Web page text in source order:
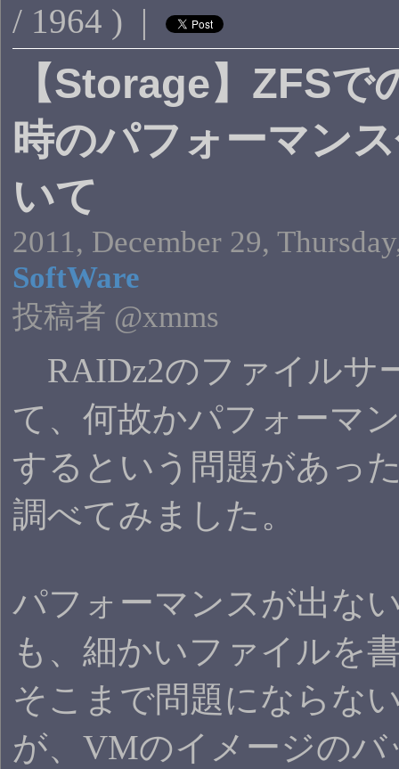
/ 1964 ) |
【Storage】ZFSで
時のパフォーマン
いて
2011, December 29,
SoftWare
投稿者 @xmms
RAIDz2のファイルサ
て、何故かパフォーマ
するという問題があっ
調べてみました。
パフォーマンスが出な
も、細かいファイルを
そこまで問題にならな
が、VMのイメージのバ